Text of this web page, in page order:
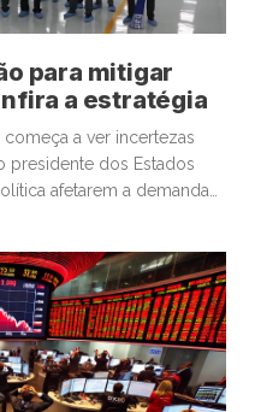
para mitigar
a estratégia
a ver incertezas
presidente dos Estados
afetarem a demanda
atingido por alíquotas